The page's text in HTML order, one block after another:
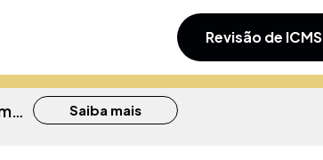
Revisão de ICMS
Saiba mais